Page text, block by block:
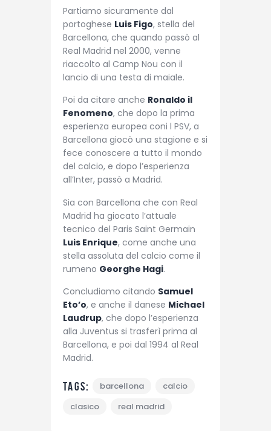
Partiamo sicuramente dal
portoghese Luis Figo, stella del
Barcellona, che quando passò al
Real Madrid nel 2000, venne
riaccolto al Camp Nou con il
lancio di una testa di maiale.
Poi da citare anche Ronaldo il
Fenomeno, che dopo la prima
esperienza europea coni l PSV, a
Barcellona giocò una stagione e si
fece conoscere a tutto il mondo
del calcio, e dopo l’esperienza
all’Inter, passò a Madrid.
Sia con Barcellona che con Real
Madrid ha giocato l’attuale
tecnico del Paris Saint Germain
Luis Enrique, come anche una
stella assoluta del calcio come il
rumeno Georghe Hagi.
Concludiamo citando Samuel
Eto’o, e anche il danese Michael
Laudrup, che dopo l’esperienza
alla Juventus si trasferì prima al
Barcellona, e poi dal 1994 al Real
Madrid.
Tags: barcellona
calcio
clasico
real madrid